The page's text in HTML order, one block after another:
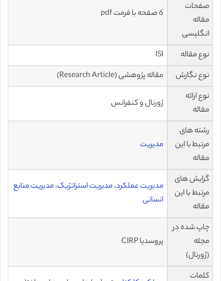
صفحات
مقاله
انگلیسی
6 صفحه با فرمت pdf
نوع مقاله
ISI
نوع نگارش
مقاله پژوهشی (Research Article)
نوع ارائه
مقاله
ژورنال و کنفرانس
رشته های
مرتبط با این
مقاله
مدیریت
گرایش های
مرتبط با این
مقاله
مدیریت عملکرد،مدیریت استراتژیک،مدیریت منابع
انسانی
چاپ شده در
مجله
(ژورنال)
پروسدیا CIRP
کلمات